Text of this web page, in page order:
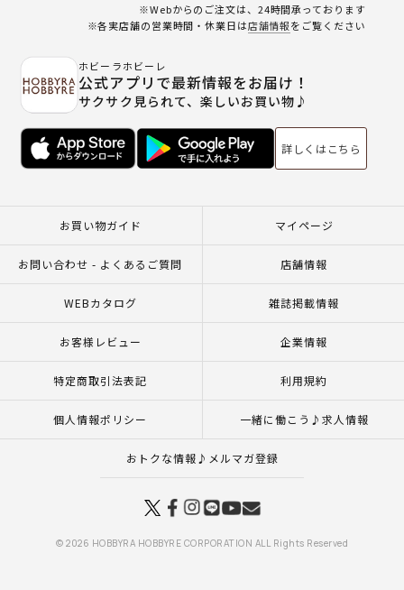
※Webからのご注文は、24時間承っております
※各実店舗の営業時間・休業日は店舗情報をご覧ください
ホビーラホビーレ
公式アプリで最新情報をお届け！
サクサク見られて、楽しいお買い物♪
詳しくはこちら
お買い物ガイド マイページ
お問い合わせ - よくあるご質問 店舗情報
WEBカタログ 雑誌掲載情報
お客様レビュー 企業情報
特定商取引法表記 利用規約
個人情報ポリシー 一緒に働こう♪求人情報
おトクな情報♪メルマガ登録
© 2026 HOBBYRA HOBBYRE CORPORATION ALL Rights Reserved